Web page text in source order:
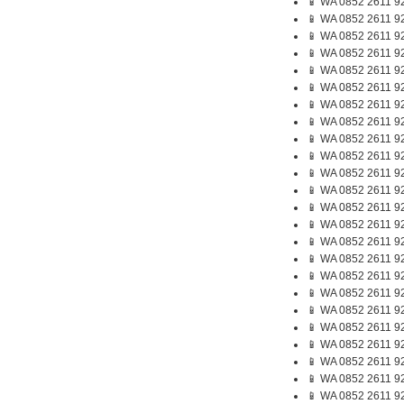
📱 WA 0852 2611
📱 WA 0852 2611
📱 WA 0852 2611
📱 WA 0852 2611
📱 WA 0852 2611
📱 WA 0852 2611
📱 WA 0852 2611
📱 WA 0852 2611
📱 WA 0852 2611
📱 WA 0852 2611
📱 WA 0852 2611
📱 WA 0852 2611
📱 WA 0852 2611
📱 WA 0852 2611
📱 WA 0852 2611
📱 WA 0852 2611
📱 WA 0852 2611
📱 WA 0852 2611
📱 WA 0852 2611
📱 WA 0852 2611
📱 WA 0852 2611
📱 WA 0852 2611
📱 WA 0852 2611